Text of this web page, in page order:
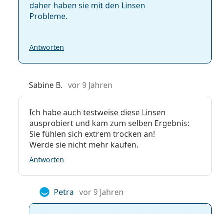
daher haben sie mit den Linsen
Probleme.
Antworten
Sabine B. vor 9 Jahren
Ich habe auch testweise diese Linsen
ausprobiert und kam zum selben Ergebnis:
Sie fühlen sich extrem trocken an!
Werde sie nicht mehr kaufen.
Antworten
Petra vor 9 Jahren